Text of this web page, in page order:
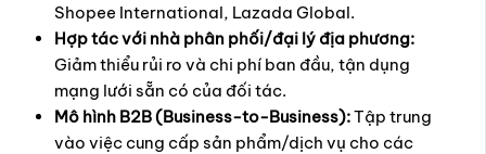
Shopee International, Lazada Global.
Hợp tác với nhà phân phối/đại lý địa phương:
Giảm thiểu rủi ro và chi phí ban đầu, tận dụng
mạng lưới sẵn có của đối tác.
Mô hình B2B (Business-to-Business):Tập trung
vào việc cung cấp sản phẩm/dịch vụ cho các